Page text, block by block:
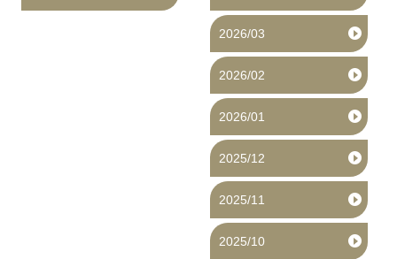
2026/03
2026/02
2026/01
2025/12
2025/11
2025/10